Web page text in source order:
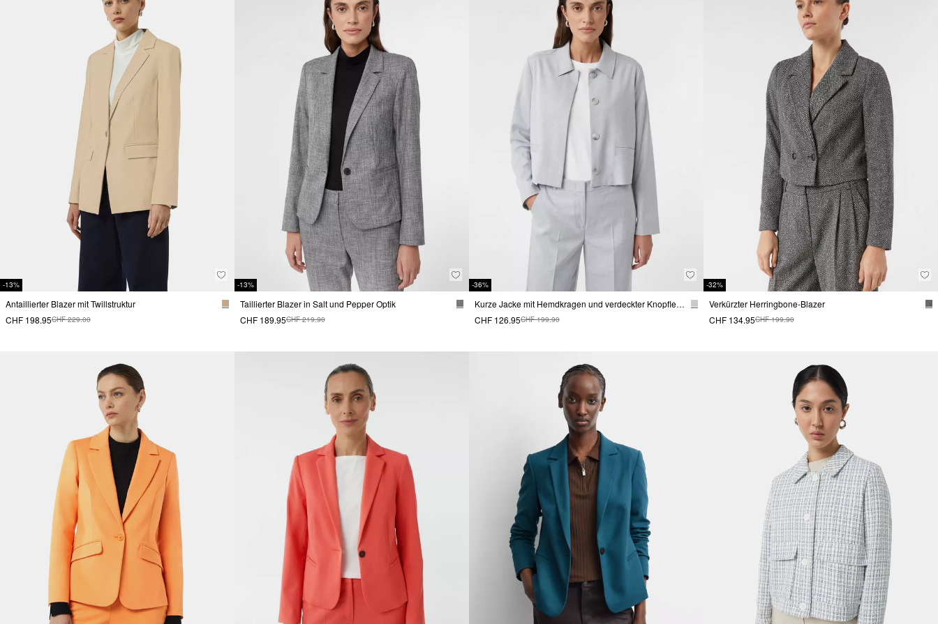
-13%
Antaillierter Blazer mit Twillstruktur
CHF 198.95CHF 229.00
-13%
Taillierter Blazer in Salt und Pepper Optik
CHF 189.95CHF 219.90
-36%
Kurze Jacke mit Hemdkragen und verdeckter Knopfleiste
CHF 126.95CHF 199.90
-32%
Verkürzter Herringbone-Blazer
CHF 134.95CHF 199.90